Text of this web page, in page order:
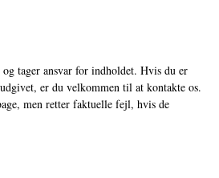
tager ansvar for indholdet. Hvis du er
er du velkommen til at kontakte os.
men retter faktuelle fejl, hvis de